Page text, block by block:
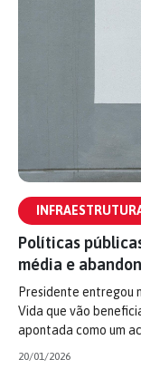
Políticas
média e
Presidente entregou
Vida que vão
apontada como um
20/01/2026